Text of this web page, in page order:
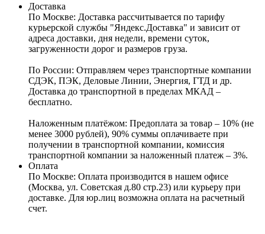
Доставка
По Москве: Доставка рассчитывается по тарифу
курьерской службы "Яндекс.Доставка" и зависит от
адреса доставки, дня недели, времени суток,
загруженности дорог и размеров груза.
По России: Отправляем через транспортные компании
СДЭК, ПЭК, Деловые Линии, Энергия, ГТД и др.
Доставка до транспортной в пределах МКАД –
бесплатно.
Наложенным платёжом: Предоплата за товар – 10% (не
менее 3000 рублей), 90% суммы оплачиваете при
получении в транспортной компании, комиссия
транспортной компании за наложенный платеж – 3%.
Оплата
По Москве: Оплата производится в нашем офисе
(Москва, ул. Советская д.80 стр.23) или курьеру при
доставке. Для юр.лиц возможна оплата на расчетный
счет.